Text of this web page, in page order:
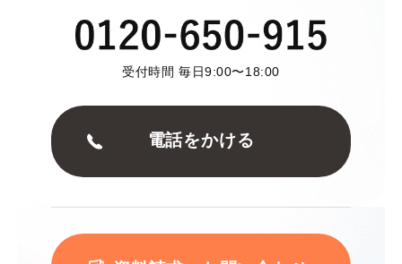
受付時間 毎日9:00〜18:00
電話をかける